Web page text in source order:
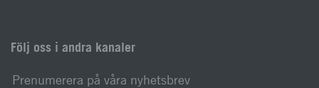
Följ oss i andra kanaler
Prenumerera på våra nyhetsbrev